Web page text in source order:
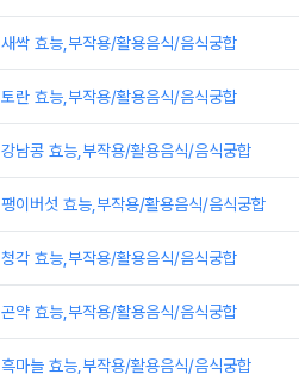
새싹 효능,부작용/활용음식/음식궁합
토란 효능,부작용/활용음식/음식궁합
강남콩 효능,부작용/활용음식/음식궁합
팽이버섯 효능,부작용/활용음식/음식궁합
청각 효능,부작용/활용음식/음식궁합
곤약 효능,부작용/활용음식/음식궁합
흑마늘 효능,부작용/활용음식/음식궁합